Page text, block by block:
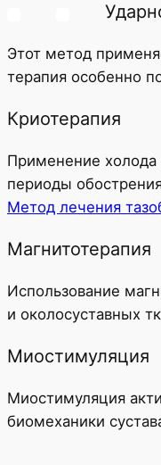
Этот метод
терапия особенно
Криотерапия
Применение холода
периоды
Метод лечения
Магнитотерапия
Использование
и околосуставных
Миостимуляция
Миостимуляция
биомеханики